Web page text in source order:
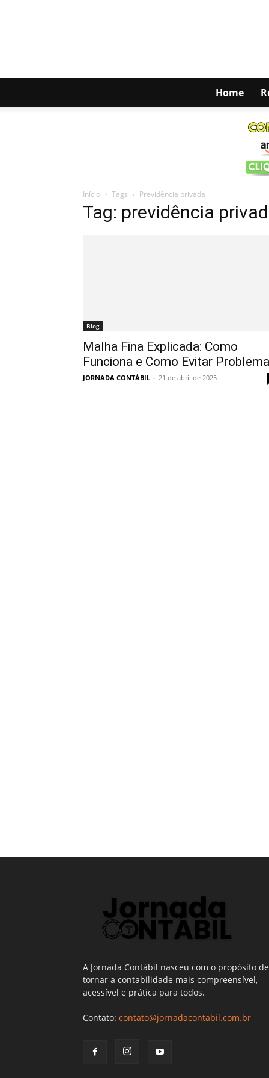
Home
Início Tags Previdência privada
Tag: previdência
Blog
Malha Fina Explicada: Como
Funciona e Como Evitar
JORNADA CONTÁBIL - 21 de abril de 2025
A Jornada Contábil nasceu com o propósito de
tornar a contabilidade mais compreensível,
acessível e prática para todos.
Contato: contato@jornadacontabil.com.br